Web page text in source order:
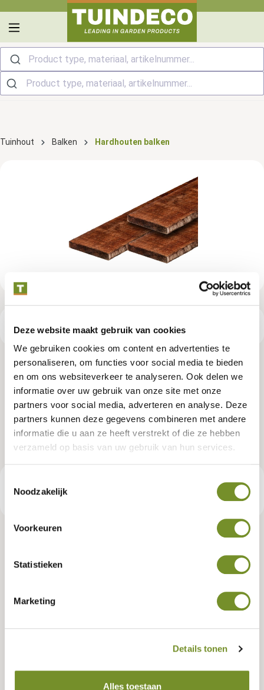
Deze website maakt gebruik van cookies
We gebruiken cookies om content en advertenties te
personaliseren, om functies voor social media te bieden
en om ons websiteverkeer te analyseren. Ook delen we
informatie over uw gebruik van onze site met onze
partners voor social media, adverteren en analyse. Deze
partners kunnen deze gegevens combineren met andere
informatie die u aan ze heeft verstrekt of die ze hebben
verzameld op basis van uw gebruik van hun services.
Noodzakelijk
Voorkeuren
Statistieken
Marketing
Details tonen
Alles toestaan
Product type, materiaal, artikelnummer...
Tuinhout Balken Hardhouten balken
Productspecificaties
Angelim vermelho hardhout
schothout 2,0 x 20,0 x 200 cm
fijnbezaagd
Artikelnummer: P086763
€ 13,95